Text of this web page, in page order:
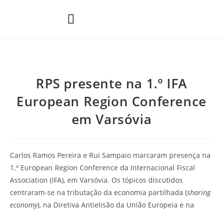
RPS presente na 1.º IFA
European Region Conference
em Varsóvia
Carlos Ramos Pereira e Rui Sampaio marcaram presença na
1.º European Region Conference da Internacional Fiscal
Association (IFA), em Varsóvia. Os tópicos discutidos
centraram-se na tributação da economia partilhada (sharing
economy), na Diretiva Antielisão da União Europeia e na